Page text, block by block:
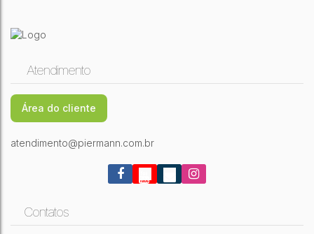
Atendimento
Área do cliente
atendimento@piermann.com.br
Contatos